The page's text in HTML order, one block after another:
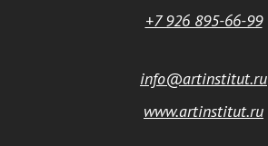
+7 926 895-66-99
info@artinstitut.ru
www.artinstitut.ru